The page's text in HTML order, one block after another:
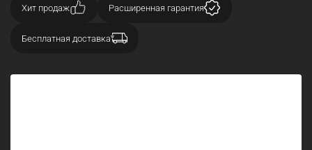
Хит продаж Расширенная гарантия
Бесплатная доставка